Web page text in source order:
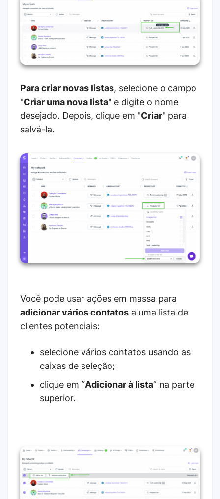
Para criar novas listas, selecione o campo
"Criar uma nova lista" e digite o nome
desejado. Depois, clique em "Criar" para
salvá-la.
Você pode usar ações em massa para
adicionar vários contatos a uma lista de
clientes potenciais:
selecione vários contatos usando as
caixas de seleção;
clique em “Adicionar à lista” na parte
superior.